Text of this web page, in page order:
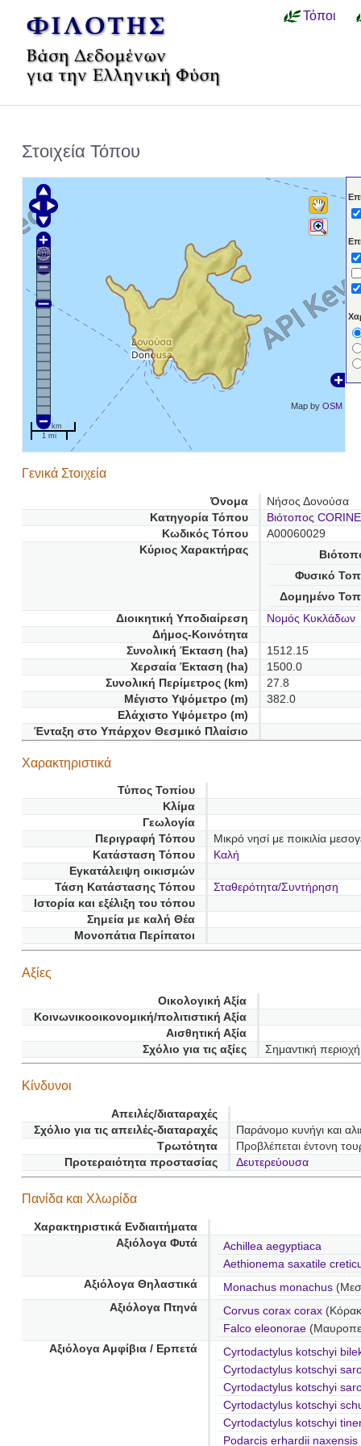
Τόποι
Στοιχεία Τόπου
Map byOSM
2 km
1 mi
Γενικά Στοιχεία
Όνομα
Νήσος Δονούσα
Κατηγορία Τόπου
Βιότοπος CORINE
Κωδικός Τόπου
A00060029
Κύριος Χαρακτήρας
Φυσικό
Δομημένο
Διοικητική Υποδιαίρεση
Νομός Κυκλάδων
Δήμος-Κοινότητα
Συνολική Έκταση (ha)
1512.15
Χερσαία Έκταση (ha)
1500.0
Συνολική Περίμετρος (km)
27.8
Μέγιστο Υψόμετρο (m)
382.0
Ελάχιστο Υψόμετρο (m)
Ένταξη στο Υπάρχον Θεσμικό Πλαίσιο
Χαρακτηριστικά
Τύπος Τοπίου
Κλίμα
Γεωλογία
Περιγραφή Τόπου
Μικρό νησί με ποικιλία
Κατάσταση Τόπου
Καλή
Εγκατάλειψη οικισμών
Τάση Κατάστασης Τόπου
Σταθερότητα/Συντήρηση
Ιστορία και εξέλιξη του τόπου
Σημεία με καλή Θέα
Μονοπάτια Περίπατοι
Αξίες
Οικολογική Αξία
Κοινωνικοοικονομική/πολιτιστική Αξία
Αισθητική Αξία
Σχόλιο για τις αξίες
Σημαντική
Κίνδυνοι
Απειλές/διαταραχές
Σχόλιο για τις απειλές-διαταραχές
Παράνομο κυνήγι και
Τρωτότητα
Προβλέπεται έντονη
Προτεραιότητα προστασίας
Δευτερεύουσα
Πανίδα και Χλωρίδα
Χαρακτηριστικά Ενδιαιτήματα
Αξιόλογα Φυτά
Achillea aegyptiaca
Aethionema saxatile
Αξιόλογα Θηλαστικά
Monachus monachus
Αξιόλογα Πτηνά
Corvus corax corax
Falco eleonorae
Αξιόλογα Αμφίβια / Ερπετά
Cyrtodactylus kotschyi
Cyrtodactylus kotschyi
Cyrtodactylus kotschyi
Cyrtodactylus kotschyi
Cyrtodactylus kotschyi
Podarcis erhardii naxensis